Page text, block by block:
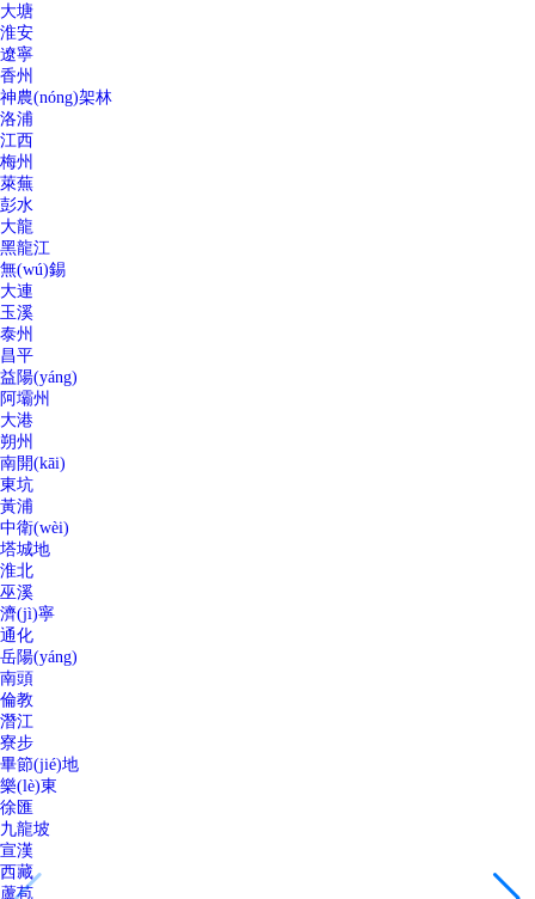
大塘
淮安
遼寧
香州
神農(nóng)架林
洛浦
江西
梅州
萊蕪
彭水
大龍
黑龍江
無(wú)錫
大連
玉溪
泰州
昌平
益陽(yáng)
阿壩州
大港
朔州
南開(kāi)
東坑
黃浦
中衛(wèi)
塔城地
淮北
巫溪
濟(jì)寧
通化
岳陽(yáng)
南頭
倫教
潛江
寮步
畢節(jié)地
樂(lè)東
徐匯
九龍坡
宣漢
西藏
蘆苞